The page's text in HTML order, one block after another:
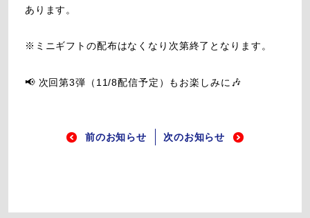
あります。
※ミニギフトの配布はなくなり次第終了となります。
📢 次回第3弾（11/8配信予定）もお楽しみに🎶
前のお知らせ 次のお知らせ